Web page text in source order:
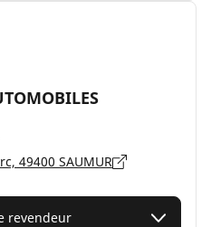
49400 SAUMUR
revendeur